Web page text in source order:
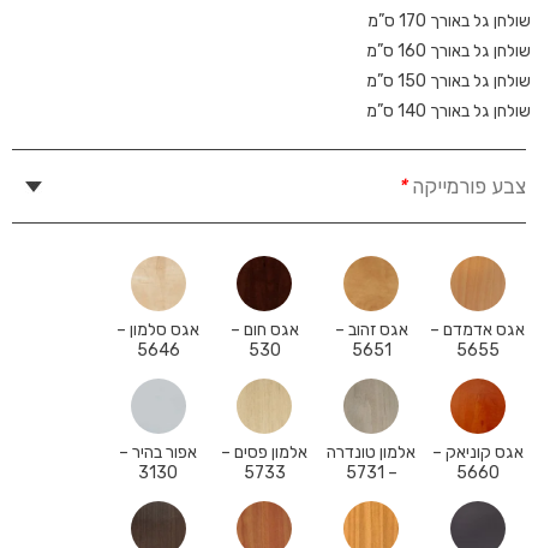
שולחן גל באורך 170 ס”מ
שולחן גל באורך 160 ס”מ
שולחן גל באורך 150 ס”מ
שולחן גל באורך 140 ס”מ
צבע פורמייקה*
אגס אדמדם –
5655
אגס זהוב –
5651
אגס חום –
530
אגס סלמון –
5646
אגס קוניאק –
5660
אלמון טונדרה
– 5731
אלמון פסים –
5733
אפור בהיר –
3130